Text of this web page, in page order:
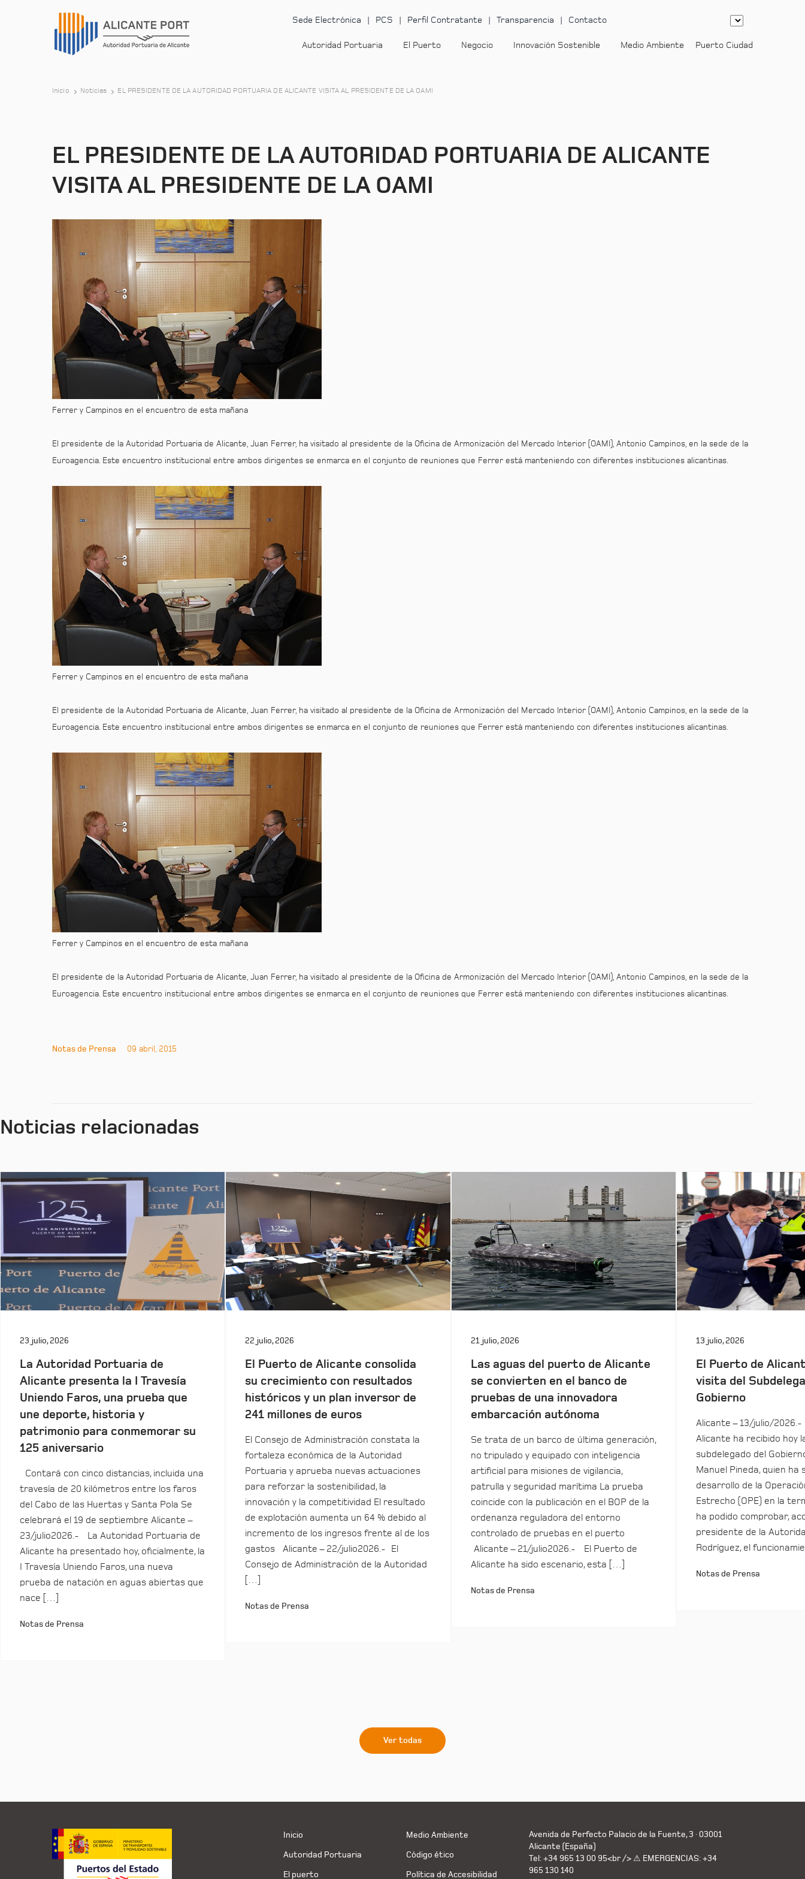
Sede Electrónica PCS Perfil Contratante Transparencia Contacto
Autoridad Portuaria El Puerto Negocio Innovación Sostenible Medio Ambiente Puerto Ciudad
Inicio Noticias EL PRESIDENTE DE LA AUTORIDAD PORTUARIA DE ALICANTE VISITA AL PRESIDENTE DE LA OAMI
EL PRESIDENTE DE LA AUTORIDAD PORTUARIA DE ALICANTE
VISITA AL PRESIDENTE DE LA OAMI
Ferrer y Campinos en el encuentro de esta mañana
El presidente de la Autoridad Portuaria de Alicante, Juan Ferrer, ha visitado al presidente de la Oficina de Armonización del Mercado Interior (OAMI), Antonio Campinos, en la sede de la
Euroagencia. Este encuentro institucional entre ambos dirigentes se enmarca en el conjunto de reuniones que Ferrer está manteniendo con diferentes instituciones alicantinas.
Ferrer y Campinos en el encuentro de esta mañana
El presidente de la Autoridad Portuaria de Alicante, Juan Ferrer, ha visitado al presidente de la Oficina de Armonización del Mercado Interior (OAMI), Antonio Campinos, en la sede de la
Euroagencia. Este encuentro institucional entre ambos dirigentes se enmarca en el conjunto de reuniones que Ferrer está manteniendo con diferentes instituciones alicantinas.
Ferrer y Campinos en el encuentro de esta mañana
El presidente de la Autoridad Portuaria de Alicante, Juan Ferrer, ha visitado al presidente de la Oficina de Armonización del Mercado Interior (OAMI), Antonio Campinos, en la sede de la
Euroagencia. Este encuentro institucional entre ambos dirigentes se enmarca en el conjunto de reuniones que Ferrer está manteniendo con diferentes instituciones alicantinas.
Notas de Prensa 09 abril, 2015
Noticias relacionadas
23 julio, 2026
La Autoridad Portuaria de
Alicante presenta la I Travesía
Uniendo Faros, una prueba que
une deporte, historia y
patrimonio para conmemorar su
125 aniversario
Contará con cinco distancias, incluida una
travesía de 20 kilómetros entre los faros
del Cabo de las Huertas y Santa Pola Se
celebrará el 19 de septiembre Alicante –
23/julio2026.- La Autoridad Portuaria de
Alicante ha presentado hoy, oficialmente, la
I Travesía Uniendo Faros, una nueva
prueba de natación en aguas abiertas que
nace […]
Notas de Prensa
22 julio, 2026
El Puerto de Alicante consolida
su crecimiento con resultados
históricos y un plan inversor de
241 millones de euros
El Consejo de Administración constata la
fortaleza económica de la Autoridad
Portuaria y aprueba nuevas actuaciones
para reforzar la sostenibilidad, la
innovación y la competitividad El resultado
de explotación aumenta un 64 % debido al
incremento de los ingresos frente al de los
gastos Alicante – 22/julio2026.- El
Consejo de Administración de la Autoridad
Notas de Prensa
21 julio, 2026
Las aguas del puerto de Alicante
se convierten en el banco de
pruebas de una innovadora
embarcación autónoma
Se trata de un barco de última generación,
no tripulado y equipado con inteligencia
artificial para misiones de vigilancia,
patrulla y seguridad marítima La prueba
coincide con la publicación en el BOP de la
ordenanza reguladora del entorno
controlado de pruebas en el puerto
Alicante – 21/julio2026.- El Puerto de
Alicante ha sido escenario, esta […]
Notas de Prensa
13 julio, 2026
El Puerto de
visita del
Gobierno
Alicante – 13/julio/
Alicante ha recibido hoy
subdelegado del
Manuel Pineda, quien ha
desarrollo de la
Estrecho (OPE) en la
ha podido comprobar,
presidente de la
Rodríguez, el
Notas de Prensa
Ver todas
Inicio
Autoridad Portuaria
El puerto
Medio Ambiente
Código ético
Política de Accesibilidad
Avenida de Perfecto Palacio de la Fuente, 3 · 03001
Alicante (España)
Tel: +34 965 13 00 95<br /> ⚠ EMERGENCIAS: +34
965 130 140